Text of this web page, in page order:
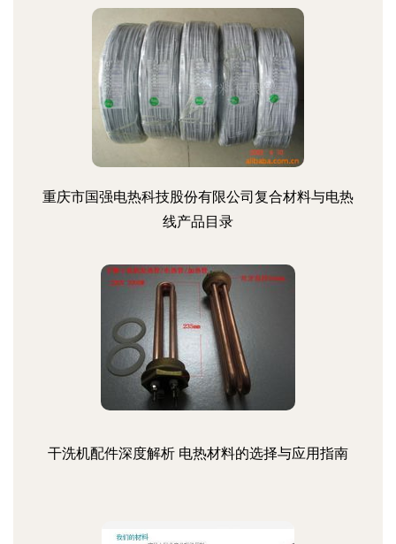
重庆市国强电热科技股份有限公司复合材料与电热
线产品目录
干洗机配件深度解析 电热材料的选择与应用指南